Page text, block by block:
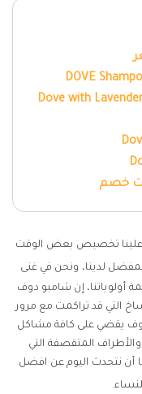
خصم
علينا تخصيص بعض الوقت
لدينا، ونحن في غنى
أولوياتنا، إن شامبو دوف
التي قد تراكمت مع مرور
يقضي على كافة مشاكل
المتقصفة التي
أن نتحدث اليوم عن افضل